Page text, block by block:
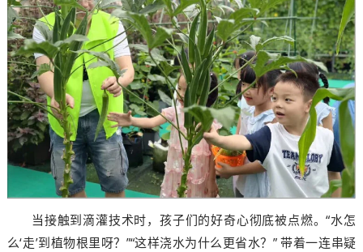
当接触到滴灌技术时，孩子们的好奇心彻底被点燃。“水怎
么‘走’到植物根里呀？”“这样浇水为什么更省水？” 带着一连串疑